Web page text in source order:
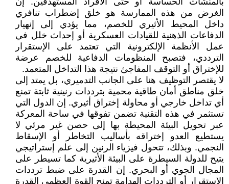
الغرض من هذه الممارسة هو خلق إضطراب تنافري
داخل المحيط الأثيري للخصم، مما يؤدي إلى إنهيار
الدفاعات الذهنية للقيادات العسكرية أو إحداث خلل في
عمل الأنظمة الإلكترونية التي تعتمد على الإستقرار
الترددي، فتصبح المنظومات الدفاعية للخصم عرضة
للإختراق أو التوقف المفاجئ نتيجة هذا التداخل المتعمد.
لا يقتصر التوظيف هنا على الجانب التدميري، بل يمتد إلى
خلق مناطق أمان طاقية محمية بترددات رنينية ثابتة تمنع
أي تداخل خارجي أو محاولة إختراق أثيري. إن الدول التي
تستثمر في هذه التقنية تضمن تفوقها في ساحة المعركة
عبر تحويل البيئة المحيطة بها إلى حصن غير مرئي لا
يستطيع العدو إختراقه بأساليب التخاطر أو الإسقاط
النجمي. وبذلك، تتحول فيزياء الرنين إلى علم إستراتيجي
يتيح للدولة السيطرة على البيئة الأثيرية كما تسيطر على
المجال الجوي أو البحري. إن القدرة على ضبط ترددات
الإستقرار أو الترددات الهدامة تمنح القوة العظمى القدرة